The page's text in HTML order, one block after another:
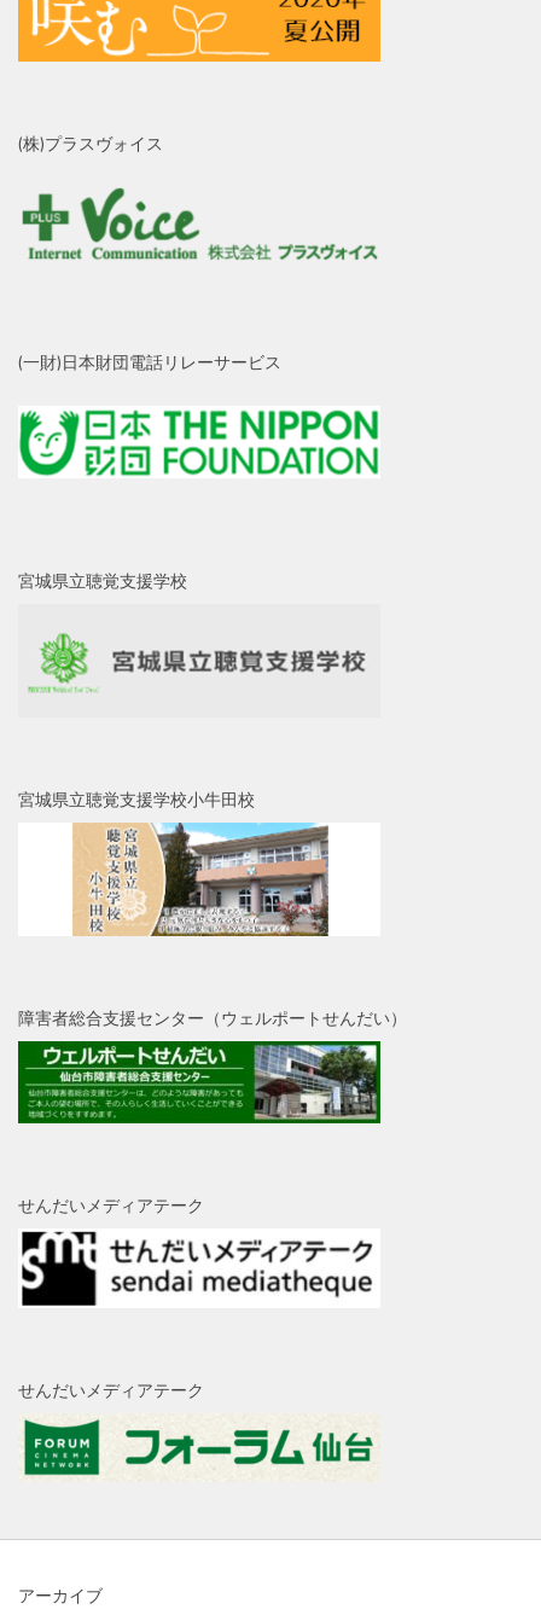
(株)プラスヴォイス
(一財)日本財団電話リレーサービス
宮城県立聴覚支援学校
宮城県立聴覚支援学校小牛田校
障害者総合支援センター（ウェルポートせんだい）
せんだいメディアテーク
せんだいメディアテーク
アーカイブ